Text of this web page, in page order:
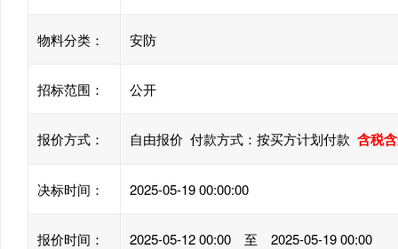
物料分类： 安防
招标范围： 公开
报价方式： 自由报价 付款方式：按买方计划付款 含税
决标时间： 2025-05-19 00:00:00
报价时间： 2025-05-12 00:00 至 2025-05-19 00:00